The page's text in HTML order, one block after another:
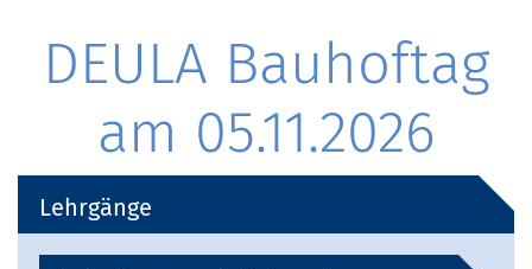
DEULA Bauhoftag
am 05.11.2026
Lehrgänge